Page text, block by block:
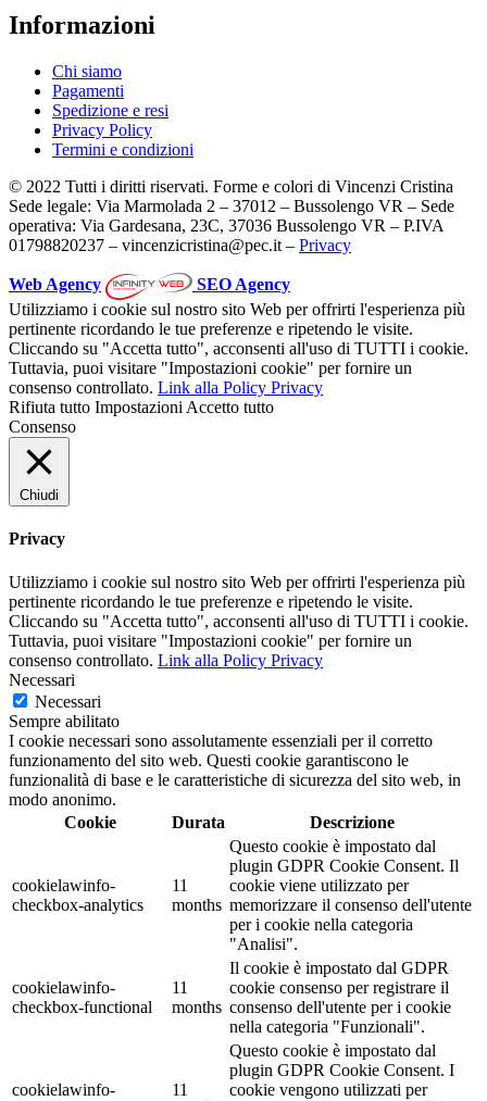
Informazioni
Chi siamo
Pagamenti
Spedizione e resi
Privacy Policy
Termini e condizioni
© 2022 Tutti i diritti riservati. Forme e colori di Vincenzi Cristina
Sede legale: Via Marmolada 2 – 37012 – Bussolengo VR – Sede
operativa: Via Gardesana, 23C, 37036 Bussolengo VR – P.IVA
01798820237 – vincenzicristina@pec.it – Privacy
Web Agency
SEO Agency
Utilizziamo i cookie sul nostro sito Web per offrirti l'esperienza più
pertinente ricordando le tue preferenze e ripetendo le visite.
Cliccando su "Accetta tutto", acconsenti all'uso di TUTTI i cookie.
Tuttavia, puoi visitare "Impostazioni cookie" per fornire un
consenso controllato. Link alla Policy Privacy
Rifiuta tutto Impostazioni Accetto tutto
Consenso
Chiudi
Privacy
Utilizziamo i cookie sul nostro sito Web per offrirti l'esperienza più
pertinente ricordando le tue preferenze e ripetendo le visite.
Cliccando su "Accetta tutto", acconsenti all'uso di TUTTI i cookie.
Tuttavia, puoi visitare "Impostazioni cookie" per fornire un
consenso controllato. Link alla Policy Privacy
Necessari
Necessari
Sempre abilitato
I cookie necessari sono assolutamente essenziali per il corretto
funzionamento del sito web. Questi cookie garantiscono le
funzionalità di base e le caratteristiche di sicurezza del sito web, in
modo anonimo.
Cookie
Durata Descrizione
cookielawinfo-
checkbox-analytics
11
months
Questo cookie è impostato dal
plugin GDPR Cookie Consent. Il
cookie viene utilizzato per
memorizzare il consenso dell'utente
per i cookie nella categoria
"Analisi".
cookielawinfo-
checkbox-functional
11
months
Il cookie è impostato dal GDPR
cookie consenso per registrare il
consenso dell'utente per i cookie
nella categoria "Funzionali".
cookielawinfo-
11
Questo cookie è impostato dal
plugin GDPR Cookie Consent. I
cookie vengono utilizzati per